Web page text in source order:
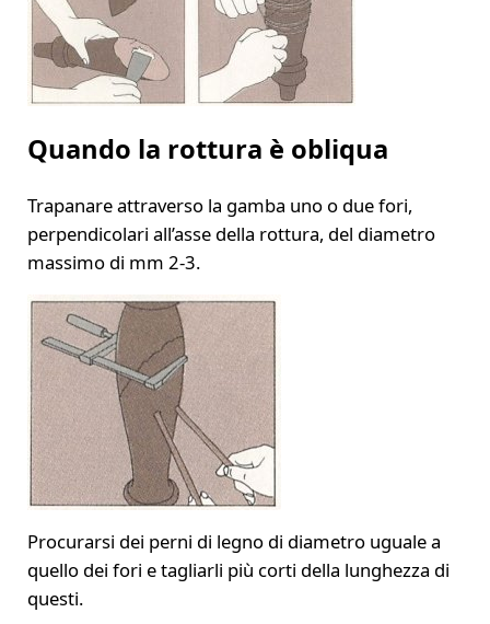
Quando la rottura è obliqua
Trapanare attraverso la gamba uno o due fori,
perpendicolari all’asse della rottura, del diametro
massimo di mm 2-3.
Procurarsi dei perni di legno di diametro uguale a
quello dei fori e tagliarli più corti della lunghezza di
questi.